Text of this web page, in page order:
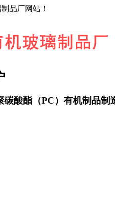
品厂网站！
酸酯（PC）有机制品制